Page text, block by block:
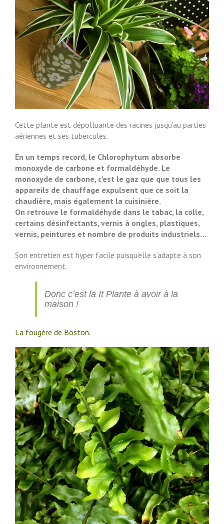
Cette plante est dépolluante des racines jusqu’au parties
aériennes et ses tubercules.
En un temps record, le Chlorophytum absorbe
monoxyde de carbone et formaldéhyde. Le
monoxyde de carbone, c’est le gaz que que tous les
appareils de chauffage expulsent que ce soit la
chaudière, mais également la cuisinière.
On retrouve le formaldéhyde dans le tabac, la colle,
certains désinfectants, vernis à ongles, plastiques,
vernis, peintures et nombre de produits industriels…
Son entretien est hyper facile puisqu’elle s’adapte à son
environnement.
Donc c’est la It Plante à avoir à la
maison !
La fougère de Boston.